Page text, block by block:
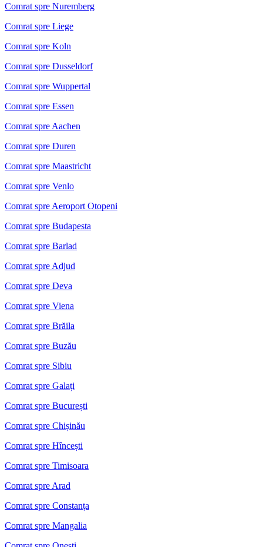
Comrat spre Nuremberg
Comrat spre Liege
Comrat spre Koln
Comrat spre Dusseldorf
Comrat spre Wuppertal
Comrat spre Essen
Comrat spre Aachen
Comrat spre Duren
Comrat spre Maastricht
Comrat spre Venlo
Comrat spre Aeroport Otopeni
Comrat spre Budapesta
Comrat spre Barlad
Comrat spre Adjud
Comrat spre Deva
Comrat spre Viena
Comrat spre Brăila
Comrat spre Buzău
Comrat spre Sibiu
Comrat spre Galați
Comrat spre București
Comrat spre Chișinău
Comrat spre Hîncești
Comrat spre Timisoara
Comrat spre Arad
Comrat spre Constanța
Comrat spre Mangalia